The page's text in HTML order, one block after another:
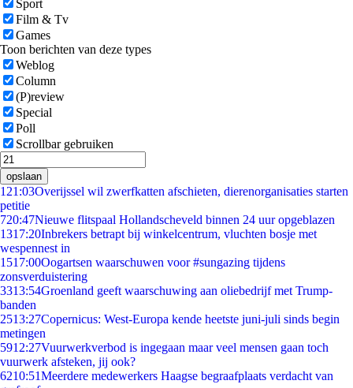
Sport
Film & Tv
Games
Toon berichten van deze types
Weblog
Column
(P)review
Special
Poll
Scrollbar gebruiken
opslaan
1 21:03Overijssel wil zwerfkatten afschieten, dierenorganisaties starten
petitie
720:47Nieuwe flitspaal Hollandscheveld binnen 24 uur opgeblazen
1317:20Inbrekers betrapt bij winkelcentrum, vluchten bosje met
wespennest in
1517:00Oogartsen waarschuwen voor #sungazing tijdens
zonsverduistering
3313:54Groenland geeft waarschuwing aan oliebedrijf met Trump-
banden
2513:27Copernicus: West-Europa kende heetste juni-juli sinds begin
metingen
5912:27Vuurwerkverbod is ingegaan maar veel mensen gaan toch
vuurwerk afsteken, jij ook?
6210:51Meerdere medewerkers Haagse begraafplaats verdacht van